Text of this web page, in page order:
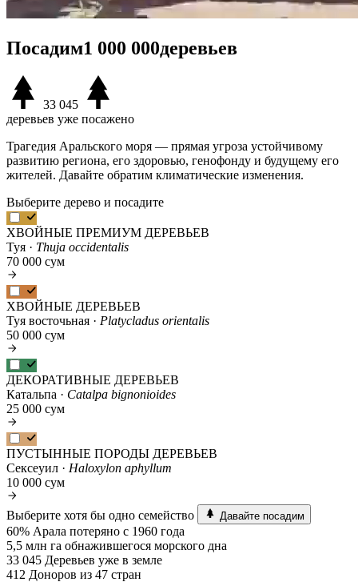
Посадим1 000 000деревьев
33 045
деревьев уже посажено
Трагедия Аральского моря — прямая угроза устойчивому
развитию региона, его здоровью, генофонду и будущему его
жителей. Давайте обратим климатические изменения.
Выберите дерево и посадите
ХВОЙНЫЕ ПРЕМИУМ ДЕРЕВЬЕВ
Туя · Thuja occidentalis
70 000 сум
ХВОЙНЫЕ ДЕРЕВЬЕВ
Туя восточьная · Platycladus orientalis
50 000 сум
ДЕКОРАТИВНЫЕ ДЕРЕВЬЕВ
Катальпа · Catalpa bignonioides
25 000 сум
ПУСТЫННЫЕ ПОРОДЫ ДЕРЕВЬЕВ
Сексеуил · Haloxylon aphyllum
10 000 сум
Выберите хотя бы одно семейство Давайте посадим
60% Арала потеряно с 1960 года
5,5 млн га обнажившегося морского дна
33 045 Деревьев уже в земле
412 Доноров из 47 стран